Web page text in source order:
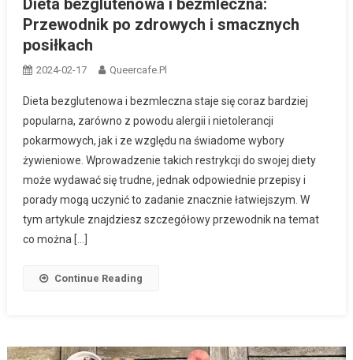
Dieta bezglutenowa i bezmleczna:
Przewodnik po zdrowych i smacznych
posiłkach
2024-02-17 Queercafe.pl
Dieta bezglutenowa i bezmleczna staje się coraz bardziej
popularna, zarówno z powodu alergii i nietolerancji
pokarmowych, jak i ze względu na świadome wybory
żywieniowe. Wprowadzenie takich restrykcji do swojej diety
może wydawać się trudne, jednak odpowiednie przepisy i
porady mogą uczynić to zadanie znacznie łatwiejszym. W
tym artykule znajdziesz szczegółowy przewodnik na temat
co można […]
Continue Reading